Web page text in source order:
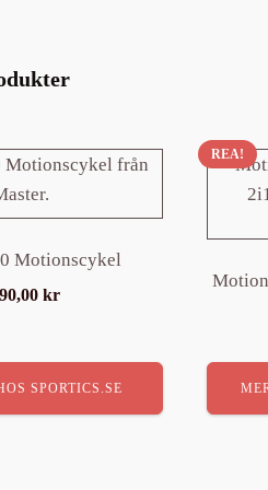
Motionscykel
kr
SPORTICS.SE
REA!